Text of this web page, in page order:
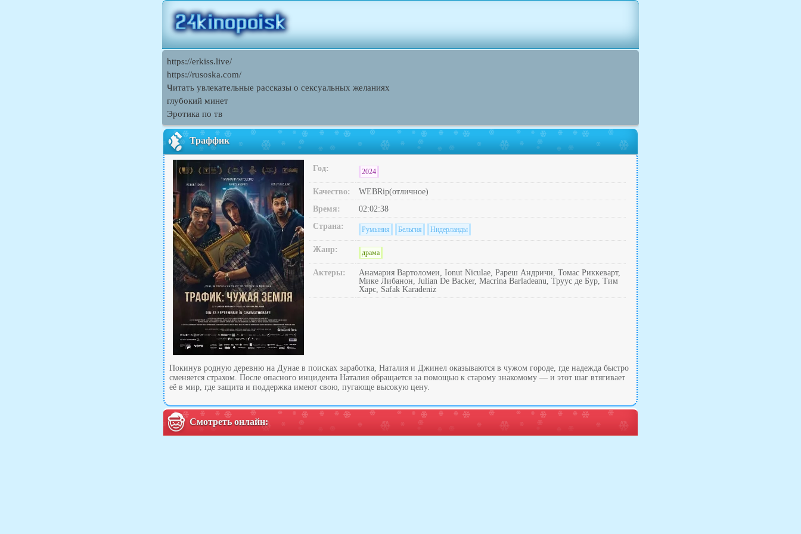
https://erkiss.live/
https://rusoska.com/
Читать увлекательные рассказы о сексуальных желаниях
глубокий минет
Эротика по тв
Траффик
Год: 2024
Качество:
WEBRip(отличное)
Время:
02:02:38
Страна:
Румыния Бельгия Нидерланды
Жанр: драма
Актеры:
Анамария Вартоломеи, Ionut Niculae, Рареш Андричи, Томас Риккеварт,
Мике Либанон, Julian De Backer, Macrina Barladeanu, Труус де Бур, Тим
Харс, Safak Karadeniz
Покинув родную деревню на Дунае в поисках заработка, Наталия и Джинел оказываются в чужом городе, где надежда быстро
сменяется страхом. После опасного инцидента Наталия обращается за помощью к старому знакомому — и этот шаг втягивает
её в мир, где защита и поддержка имеют свою, пугающе высокую цену.
Смотреть онлайн: